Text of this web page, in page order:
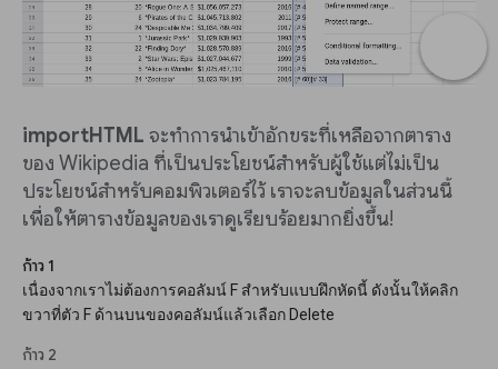
importHTML จะทำการนำเข้าอักขระที่เหลือจากตาราง
ของ Wikipedia ที่เป็นประโยชน์สำหรับผู้ใช้แต่ไม่เป็น
ประโยชน์สำหรับคอมพิวเตอร์ไว้ เราจะลบข้อมูลในส่วนนี้
เพื่อให้ตารางข้อมูลของเราดูเรียบร้อยมากยิ่งขึ้น!
ก้าว 1
เนื่องจากเราไม่ต้องการคอลัมน์ F สำหรับแบบฝึกหัดนี้ ดังนั้นให้คลิก
ขวาที่ตัว F ด้านบนของคอลัมน์แล้วเลือก Delete
ก้าว 2